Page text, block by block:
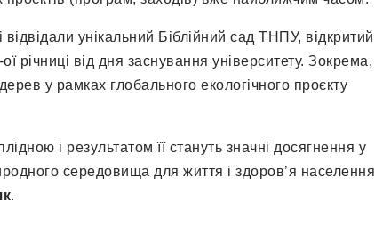
унікальний Біблійний сад ТНПУ, відкритий
річниці від дня заснування університету. Зокрема,
у рамках глобального екологічного проєкту
і результатом її стануть значні досягнення у
середовища для життя і здоров’я населення
.